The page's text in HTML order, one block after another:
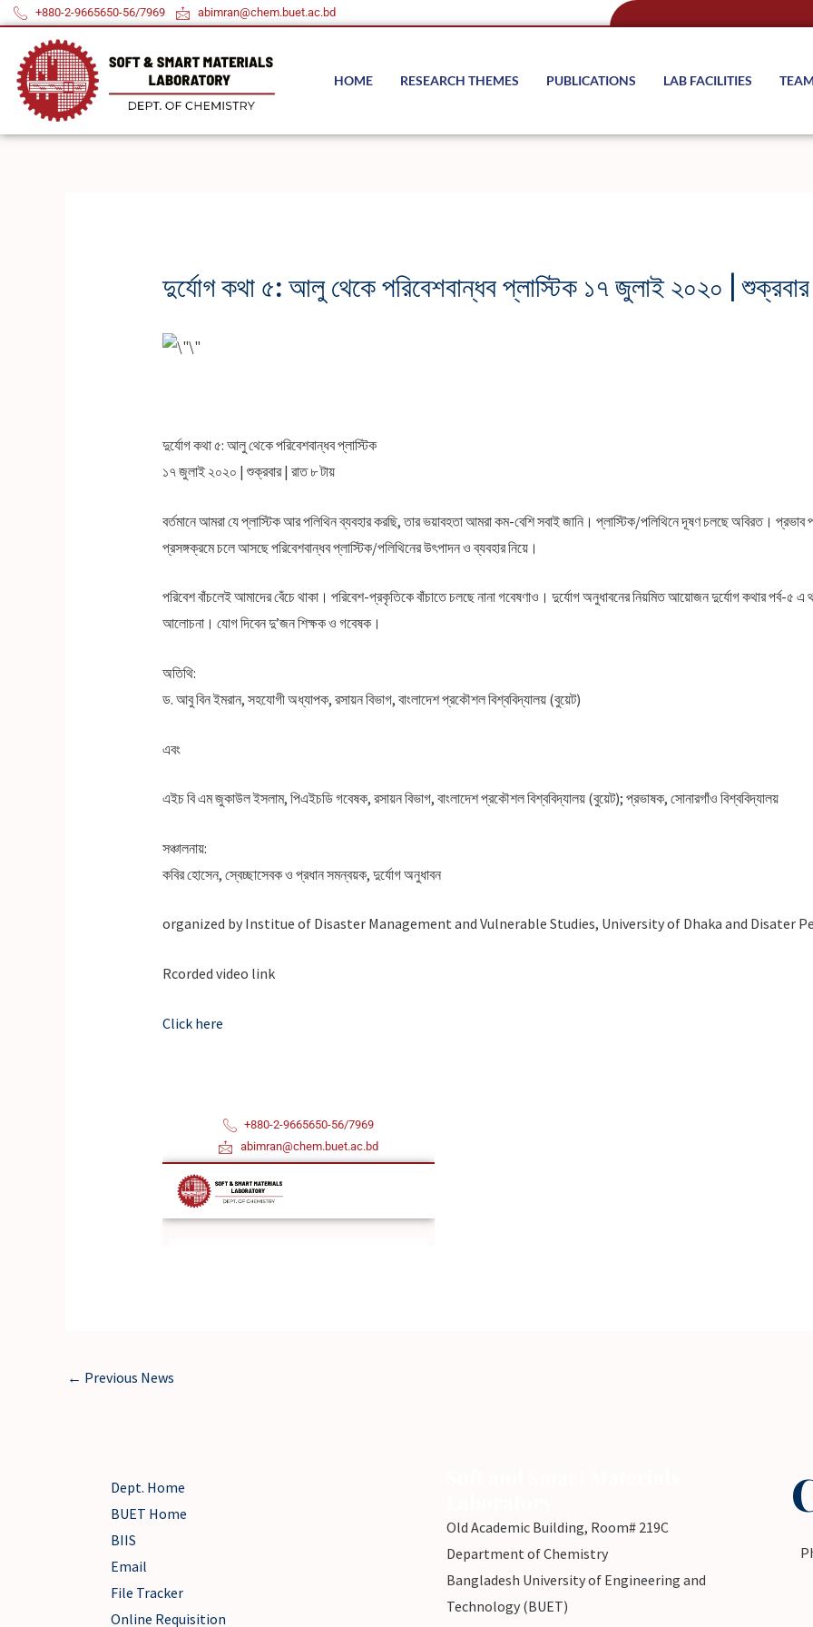
Skip
content
+880-2-9665650-56/7969 abimran@chem.buet.ac.bd
HOME RESEARCH THEMES PUBLICATIONS LAB FACILITIES TEAM
দুর্যোগ কথা ৫: আলু থেকে পরিবেশবান্ধব প্লাস্টিক ১৭ জুলাই ২০২০ |
দুর্যোগ কথা ৫: আলু থেকে পরিবেশবান্ধব প্লাস্টিক
১৭ জুলাই ২০২০ | শুক্রবার | রাত ৮ টায়
বর্তমানে আমরা যে প্লাস্টিক আর পলিথিন ব্যবহার করছি, তার ভয়াবহতা আমরা কম-বেশি সবাই জানি। প্লাস্টিক/পলিথিনে দূষণ চলছে অবিরত। প্রভাব
প্রসঙ্গক্রমে চলে আসছে পরিবেশবান্ধব প্লাস্টিক/পলিথিনের উৎপাদন ও ব্যবহার নিয়ে।
পরিবেশ বাঁচলেই আমাদের বেঁচে থাকা। পরিবেশ-প্রকৃতিকে বাঁচাতে চলছে নানা গবেষণাও। দুর্যোগ অনুধাবনের নিয়মিত আয়োজন দুর্যোগ কথার পর্ব-৫ এ
আলোচনা। যোগ দিবেন দু’জন শিক্ষক ও গবেষক।
অতিথি:
ড. আবু বিন ইমরান, সহযোগী অধ্যাপক, রসায়ন বিভাগ, বাংলাদেশ প্রকৌশল বিশ্ববিদ্যালয় (বুয়েট)
এবং
এইচ বি এম জুকাউল ইসলাম, পিএইচডি গবেষক, রসায়ন বিভাগ, বাংলাদেশ প্রকৌশল বিশ্ববিদ্যালয় (বুয়েট); প্রভাষক, সোনারগাঁও বিশ্ববিদ্যালয়
সঞ্চালনায়:
কবির হোসেন, স্বেচ্ছাসেবক ও প্রধান সমন্বয়ক, দুর্যোগ অনুধাবন
organized by Institue of Disaster Management and Vulnerable Studies, University of Dhaka and Disater
Rcorded video link
Click here
← Previous News
Dept. Home
BUET Home
BIIS
Email
File Tracker
Online Requisition
Old Academic Building, Room# 219C
Department of Chemistry
Bangladesh University of Engineering and
Technology (BUET)